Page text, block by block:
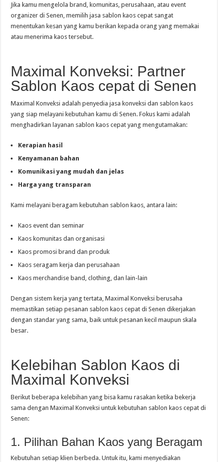
Jika kamu mengelola brand, komunitas, perusahaan, atau event
organizer di Senen, memilih jasa sablon kaos cepat sangat
menentukan kesan yang kamu berikan kepada orang yang memakai
atau menerima kaos tersebut.
Maximal Konveksi: Partner
Sablon Kaos cepat di Senen
Maximal Konveksi adalah penyedia jasa konveksi dan sablon kaos
yang siap melayani kebutuhan kamu di Senen. Fokus kami adalah
menghadirkan layanan sablon kaos cepat yang mengutamakan:
Kerapian hasil
Kenyamanan bahan
Komunikasi yang mudah dan jelas
Harga yang transparan
Kami melayani beragam kebutuhan sablon kaos, antara lain:
Kaos event dan seminar
Kaos komunitas dan organisasi
Kaos promosi brand dan produk
Kaos seragam kerja dan perusahaan
Kaos merchandise band, clothing, dan lain-lain
Dengan sistem kerja yang tertata, Maximal Konveksi berusaha
memastikan setiap pesanan sablon kaos cepat di Senen dikerjakan
dengan standar yang sama, baik untuk pesanan kecil maupun skala
besar.
Kelebihan Sablon Kaos di
Maximal Konveksi
Berikut beberapa kelebihan yang bisa kamu rasakan ketika bekerja
sama dengan Maximal Konveksi untuk kebutuhan sablon kaos cepat di
Senen:
1. Pilihan Bahan Kaos yang Beragam
Kebutuhan setiap klien berbeda. Untuk itu, kami menyediakan